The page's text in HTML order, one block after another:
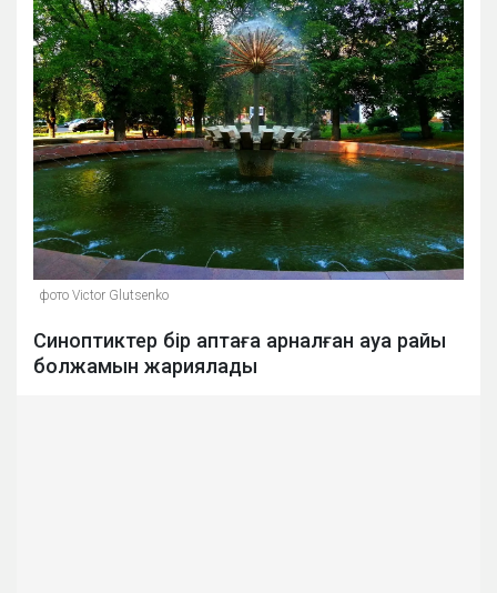
фото Victor Glutsenko
Синоптиктер бір аптаға арналған ауа райы
болжамын жариялады